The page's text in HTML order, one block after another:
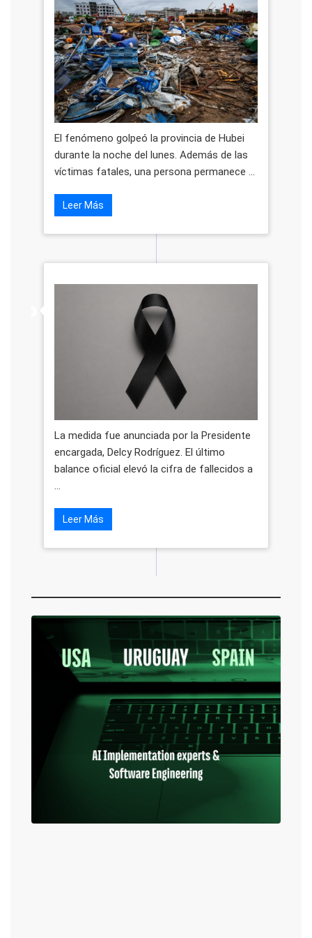
El fenómeno golpeó la provincia de Hubei
durante la noche del lunes. Además de las
víctimas fatales, una persona permanece ...
Leer Más
La medida fue anunciada por la Presidente
encargada, Delcy Rodríguez. El último
balance oficial elevó la cifra de fallecidos a
...
Leer Más